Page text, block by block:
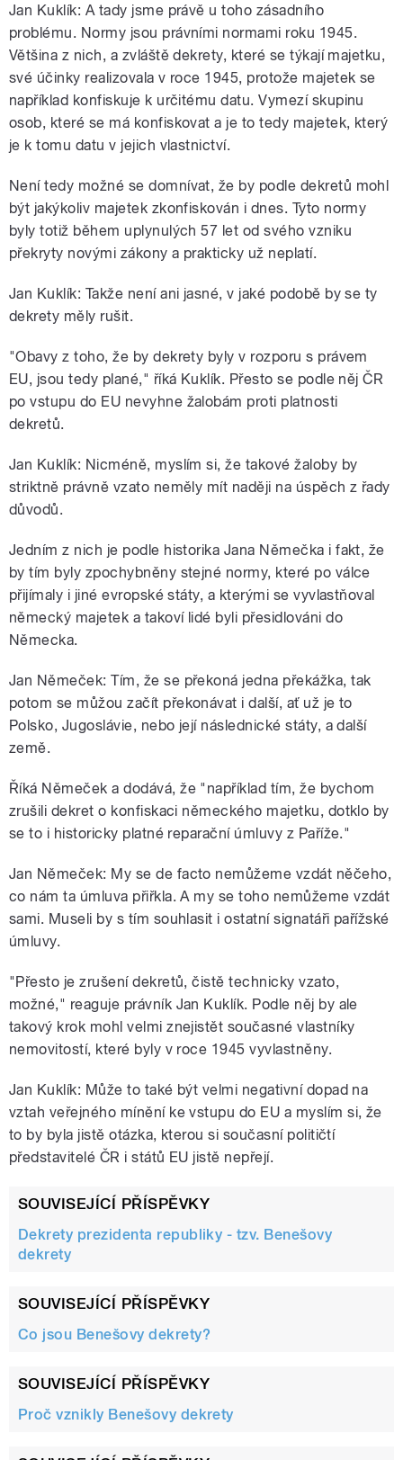
Jan Kuklík: A tady jsme právě u toho zásadního
problému. Normy jsou právními normami roku 1945.
Většina z nich, a zvláště dekrety, které se týkají majetku,
své účinky realizovala v roce 1945, protože majetek se
například konfiskuje k určitému datu. Vymezí skupinu
osob, které se má konfiskovat a je to tedy majetek, který
je k tomu datu v jejich vlastnictví.
Není tedy možné se domnívat, že by podle dekretů mohl
být jakýkoliv majetek zkonfiskován i dnes. Tyto normy
byly totiž během uplynulých 57 let od svého vzniku
překryty novými zákony a prakticky už neplatí.
Jan Kuklík: Takže není ani jasné, v jaké podobě by se ty
dekrety měly rušit.
"Obavy z toho, že by dekrety byly v rozporu s právem
EU, jsou tedy plané," říká Kuklík. Přesto se podle něj ČR
po vstupu do EU nevyhne žalobám proti platnosti
dekretů.
Jan Kuklík: Nicméně, myslím si, že takové žaloby by
striktně právně vzato neměly mít naději na úspěch z řady
důvodů.
Jedním z nich je podle historika Jana Němečka i fakt, že
by tím byly zpochybněny stejné normy, které po válce
přijímaly i jiné evropské státy, a kterými se vyvlastňoval
německý majetek a takoví lidé byli přesidlováni do
Německa.
Jan Němeček: Tím, že se překoná jedna překážka, tak
potom se můžou začít překonávat i další, ať už je to
Polsko, Jugoslávie, nebo její následnické státy, a další
země.
Říká Němeček a dodává, že "například tím, že bychom
zrušili dekret o konfiskaci německého majetku, dotklo by
se to i historicky platné reparační úmluvy z Paříže."
Jan Němeček: My se de facto nemůžeme vzdát něčeho,
co nám ta úmluva přiřkla. A my se toho nemůžeme vzdát
sami. Museli by s tím souhlasit i ostatní signatáři pařížské
úmluvy.
"Přesto je zrušení dekretů, čistě technicky vzato,
možné," reaguje právník Jan Kuklík. Podle něj by ale
takový krok mohl velmi znejistět současné vlastníky
nemovitostí, které byly v roce 1945 vyvlastněny.
Jan Kuklík: Může to také být velmi negativní dopad na
vztah veřejného mínění ke vstupu do EU a myslím si, že
to by byla jistě otázka, kterou si současní političtí
představitelé ČR i států EU jistě nepřejí.
SOUVISEJÍCÍ PŘÍSPĚVKY
Dekrety prezidenta republiky - tzv. Benešovy
dekrety
SOUVISEJÍCÍ PŘÍSPĚVKY
Co jsou Benešovy dekrety?
SOUVISEJÍCÍ PŘÍSPĚVKY
Proč vznikly Benešovy dekrety